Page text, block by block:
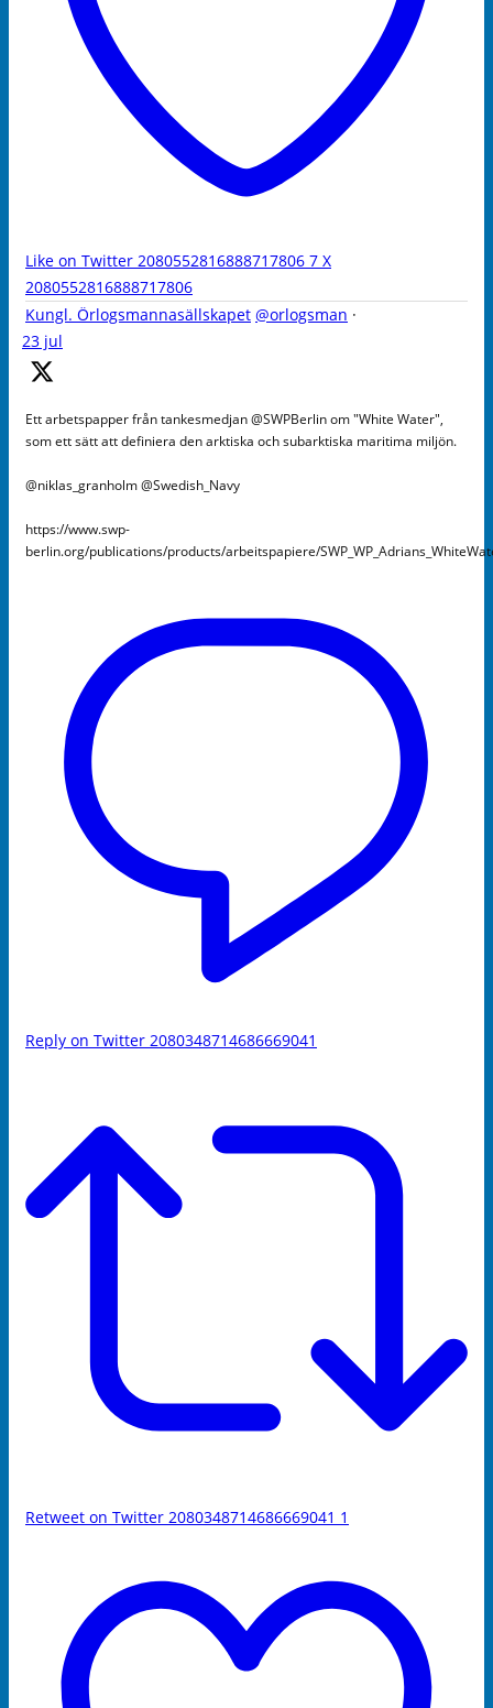
Like on Twitter 2080552816888717806 7 X
2080552816888717806
Kungl. Örlogsmannasällskapet @orlogsman ·
23 jul
Ett arbetspapper från tankesmedjan @SWPBerlin om "White Water",
som ett sätt att definiera den arktiska och subarktiska maritima miljön.
@niklas_granholm @Swedish_Navy
https://www.swp-
berlin.org/publications/products/arbeitspapiere/
Reply on Twitter 2080348714686669041
Retweet on Twitter 2080348714686669041 1